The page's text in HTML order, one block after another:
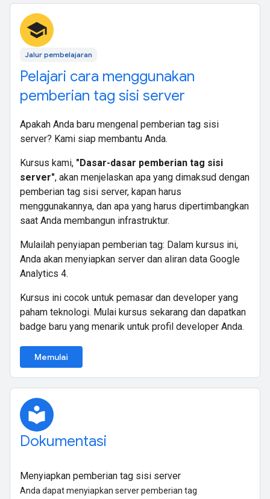
school
Jalur pembelajaran
Pelajari cara menggunakan
pemberian tag sisi server
Apakah Anda baru mengenal pemberian tag sisi
server? Kami siap membantu Anda.
Kursus kami, "Dasar-dasar pemberian tag sisi
server", akan menjelaskan apa yang dimaksud dengan
pemberian tag sisi server, kapan harus
menggunakannya, dan apa yang harus dipertimbangkan
saat Anda membangun infrastruktur.
Mulailah penyiapan pemberian tag: Dalam kursus ini,
Anda akan menyiapkan server dan aliran data Google
Analytics 4.
Kursus ini cocok untuk pemasar dan developer yang
paham teknologi. Mulai kursus sekarang dan dapatkan
badge baru yang menarik untuk profil developer Anda.
Memulai
local_library
Dokumentasi
Menyiapkan pemberian tag sisi server
Anda dapat menyiapkan server pemberian tag